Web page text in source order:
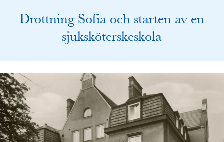
Drottning Sofia och starten av en
sjuksköterskeskola